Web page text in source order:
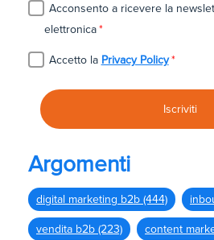
Acconsento a ricevere la
elettronica*
Accetto la Privacy Policy *
Argomenti
digital marketing b2b (444)
vendita b2b (223) content